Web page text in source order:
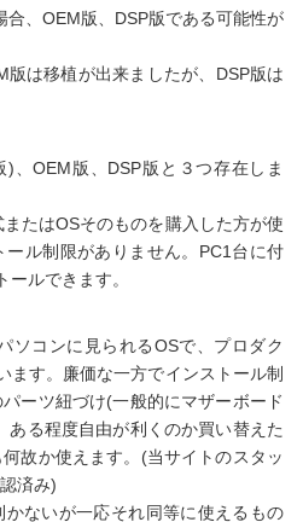
、OEM版、DSP版である可能性が
は移植が出来ましたが、DSP版は
、OEM版、DSP版と３つ存在しま
たはOSそのものを購入した方が使
ール制限がありません。PC1台に付
ルできます。
ソコンに見られるOSで、プロダク
ます。廉価な一方でインストール制
ーツ紐づけ(一般的にマザーボード
ある程度自由が利くのか買い替えた
故か使えます。(当サイトのスタッ
済み)
ないが一応それ同等に使えるもの